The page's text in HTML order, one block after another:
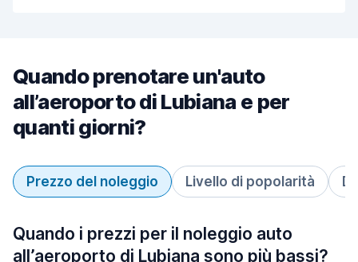
Quando prenotare un'auto
all’aeroporto di Lubiana e per
quanti giorni?
Prezzo del noleggio Livello di popolarità
Quando i prezzi per il noleggio auto
all’aeroporto di Lubiana sono più bassi?